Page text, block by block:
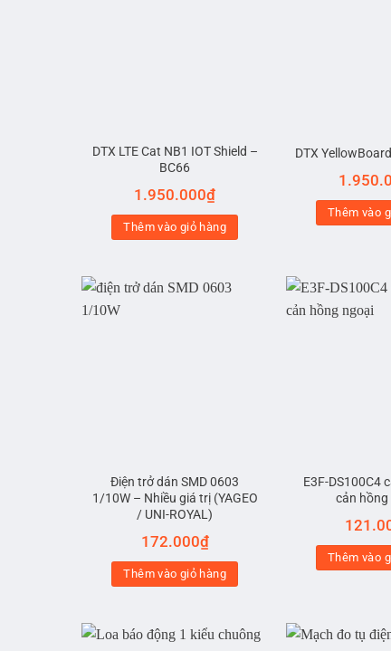
DTX LTE Cat NB1 IOT Shield –
BC66
1.950.000₫
Thêm vào giỏ hàng
DTX
Thêm vào
Điện trở dán SMD 0603
1/10W – Nhiều giá trị (YAGEO
/ UNI-ROYAL)
172.000₫
Thêm vào giỏ hàng
E3F-DS100C4
cản
Thêm vào